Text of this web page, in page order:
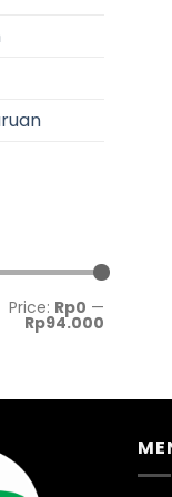
Price: Rp0 —
Rp94.000